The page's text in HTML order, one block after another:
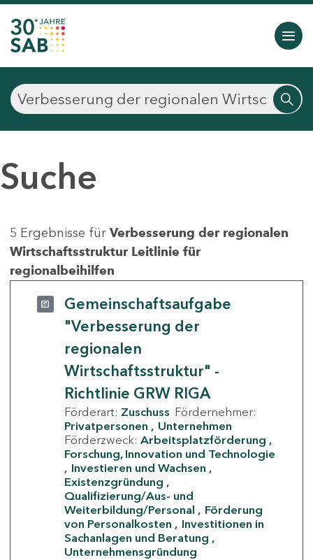
Suche
5 Ergebnisse für Verbesserung der regionalen
Wirtschaftsstruktur Leitlinie für
regionalbeihilfen
Gemeinschaftsaufgabe
"Verbesserung der
regionalen
Wirtschaftsstruktur" -
Richtlinie GRW RIGA
Förderart: Zuschuss Fördernehmer:
Privatpersonen
Unternehmen
Förderzweck: Arbeitsplatzförderung
Forschung, Innovation und Technologie
Investieren und Wachsen
Existenzgründung
Qualifizierung/Aus- und
Weiterbildung/Personal
Förderung
von Personalkosten
Investitionen in
Sachanlagen und Beratung
Unternehmensgründung